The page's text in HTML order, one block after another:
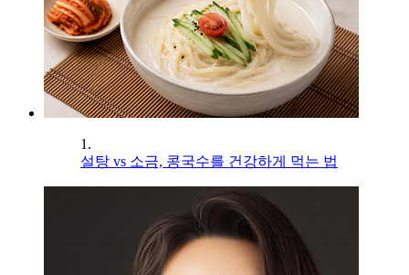
1.
설탕 vs 소금, 콩국수를 건강하게 먹는 법